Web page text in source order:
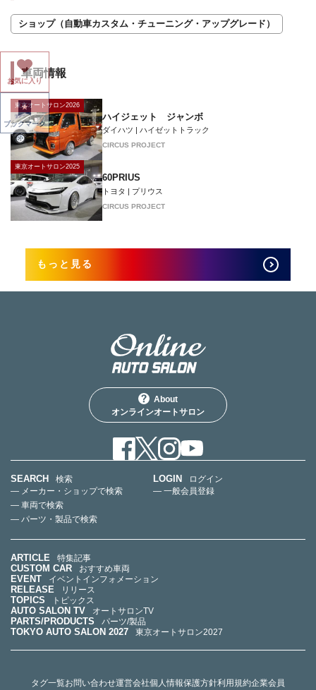
ショップ（自動車カスタム・チューニング・アップグレード）
車両情報
東京オートサロン2026
ハイジェット ジャンボ
ダイハツ | ハイゼットトラック
CIRCUS PROJECT
東京オートサロン2025
60PRIUS
トヨタ | プリウス
CIRCUS PROJECT
もっと見る
お気に入り
ブックマーク
About
オンラインオートサロン
SEARCH
検索
— メーカー・ショップで検索
— 車両で検索
— パーツ・製品で検索
LOGIN
ログイン
— 一般会員登録
ARTICLE 特集記事
CUSTOM CAR おすすめ車両
EVENT イベントインフォメーション
RELEASE リリース
TOPICS トピックス
AUTO SALON TV オートサロンTV
PARTS/PRODUCTS パーツ/製品
TOKYO AUTO SALON 2027 東京オートサロン2027
タグ一覧お問い合わせ運営会社個人情報保護方針利用規約企業会員